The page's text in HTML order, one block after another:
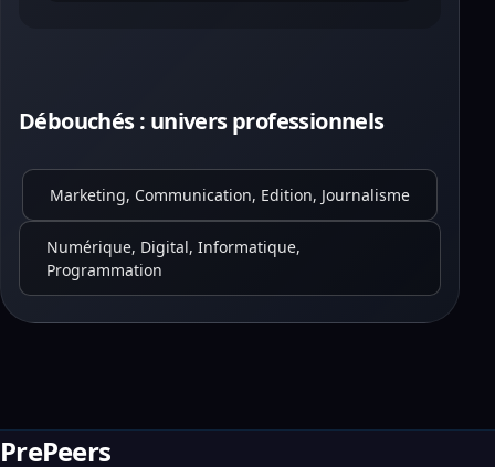
Débouchés : univers professionnels
Marketing, Communication, Edition, Journalisme
Numérique, Digital, Informatique,
Programmation
PrePeers